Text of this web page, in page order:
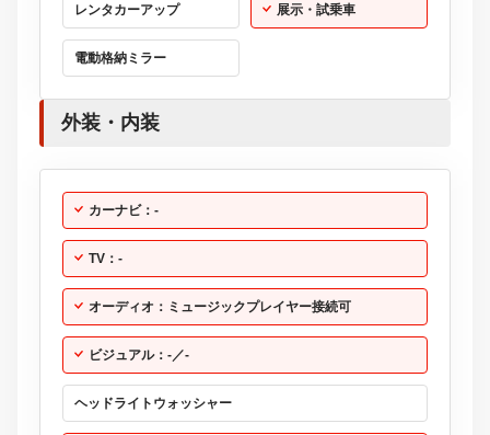
レンタカーアップ 展示・試乗車
電動格納ミラー
外装・内装
カーナビ：-
TV：-
オーディオ：ミュージックプレイヤー接続可
ビジュアル：-／-
ヘッドライトウォッシャー